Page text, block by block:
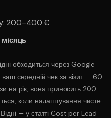
200–400 €
обходиться через Google
середній чек за візит — 60
на рік, вона приносить 200–
коли налаштування чисте.
— у статті Cost per Lead